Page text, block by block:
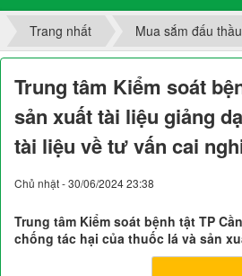
Trang nhất Mua sắm đấu thầu
Trung tâm Kiểm soát
sản xuất tài liệu giảng
tài liệu về tư vấn cai
Chủ nhật - 30/06/2024 23:38
Trung tâm Kiểm soát bệnh tật TP
chống tác hại của thuốc lá và sản